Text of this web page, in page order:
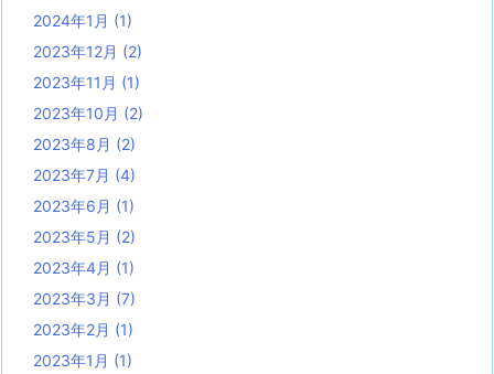
2024年1月 (1)
2023年12月 (2)
2023年11月 (1)
2023年10月 (2)
2023年8月 (2)
2023年7月 (4)
2023年6月 (1)
2023年5月 (2)
2023年4月 (1)
2023年3月 (7)
2023年2月 (1)
2023年1月 (1)